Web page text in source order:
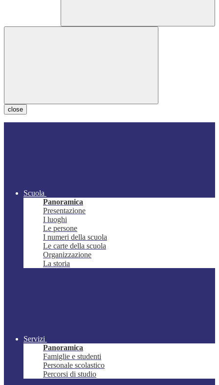
close
Scuola
Panoramica
Presentazione
I luoghi
Le persone
I numeri della scuola
Le carte della scuola
Organizzazione
La storia
Servizi
Panoramica
Famiglie e studenti
Personale scolastico
Percorsi di studio